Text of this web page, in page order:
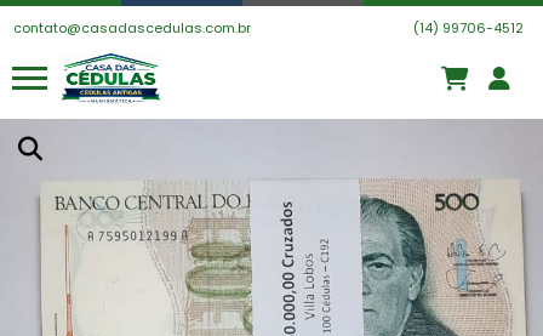
contato@casadascedulas.com.br (14) 99706-4512